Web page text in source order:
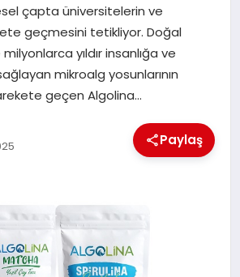
çapta üniversitelerin ve
geçmesini tetikliyor. Doğal
yıldır insanlığa ve
mikroalg yosunlarının
geçen Algolina…
Paylaş